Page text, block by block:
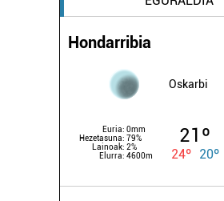
Hondarribia
Oskarbi
Euria: 0mm
Hezetasuna: 79%
Lainoak: 2%
Elurra: 4600m
21º
24º 20º